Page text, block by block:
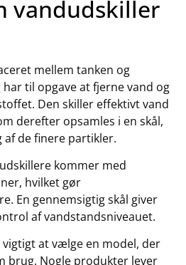
vandudskiller
mellem tanken og
til opgave at fjerne vand og
Den skiller effektivt vand
derefter opsamles i en skål,
af de finere partikler.
kommer med
hvilket gør
En gennemsigtig skål giver
af vandstandsniveauet.
at vælge en model, der
brug. Nogle produkter lever